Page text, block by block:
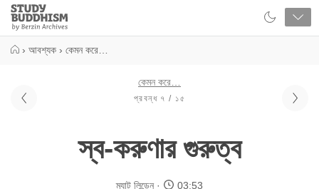
Close
Study
Buddhism
› আবশ্যক › কেমন করে…
কেমন করে…
প্রবন্ধ ৭ / ১৫
স্ব-করুণার গুরুত্ব
ম্যাট লিন্ডেন 03:53